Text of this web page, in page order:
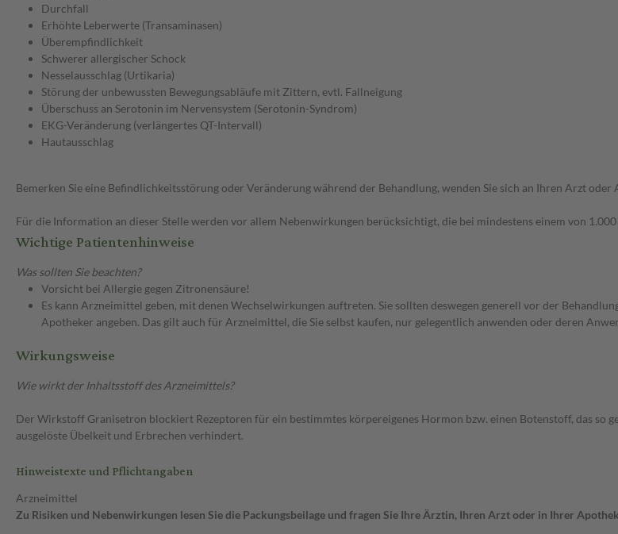
Durchfall
Erhöhte Leberwerte (Transaminasen)
Überempfindlichkeit
Schwerer allergischer Schock
Nesselausschlag (Urtikaria)
Störung der unbewussten Bewegungsabläufe mit Zittern, evtl. Fallneigung
Überschuss an Serotonin im Nervensystem (Serotonin-Syndrom)
EKG-Veränderung (verlängertes QT-Intervall)
Hautausschlag
Bemerken Sie eine Befindlichkeitsstörung oder Veränderung während der Behandlung, wenden Sie sich an Ihren Arzt oder
Für die Information an dieser Stelle werden vor allem Nebenwirkungen berücksichtigt, die bei mindestens einem von
Wichtige Patientenhinweise
Was sollten Sie beachten?
Vorsicht bei Allergie gegen Zitronensäure!
Es kann Arzneimittel geben, mit denen Wechselwirkungen auftreten. Sie sollten deswegen generell vor der
Apotheker angeben. Das gilt auch für Arzneimittel, die Sie selbst kaufen, nur gelegentlich anwenden oder deren
Wirkungsweise
Wie wirkt der Inhaltsstoff des Arzneimittels?
Der Wirkstoff Granisetron blockiert Rezeptoren für ein bestimmtes körpereigenes Hormon bzw. einen Botenstoff, das so
ausgelöste Übelkeit und Erbrechen verhindert.
Hinweistexte und Pflichtangaben
Arzneimittel
Zu Risiken und Nebenwirkungen lesen Sie die Packungsbeilage und fragen Sie Ihre Ärztin, Ihren Arzt oder in Ihrer